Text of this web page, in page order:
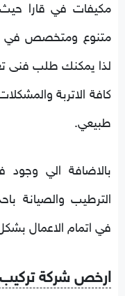
مكيفات في قارا حيث
متنوع ومتخصص في
لذا يمكنك طلب فنى
كافة الاتربة
طبيعي.
بالاضافة الي
الترطيب والصيانة
في اتمام الاعمال
ارخص شركة